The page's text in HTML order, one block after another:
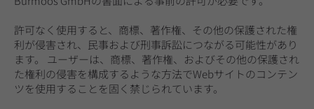
許可なく使用すると、商標、著作権、その他の保護された権
利が侵害され、民事および刑事訴訟につながる可能性があり
ます。 ユーザーは、商標、著作権、およびその他の保護され
た権利の侵害を構成するような方法でWebサイトのコンテン
ツを使用することを固く禁じられています。